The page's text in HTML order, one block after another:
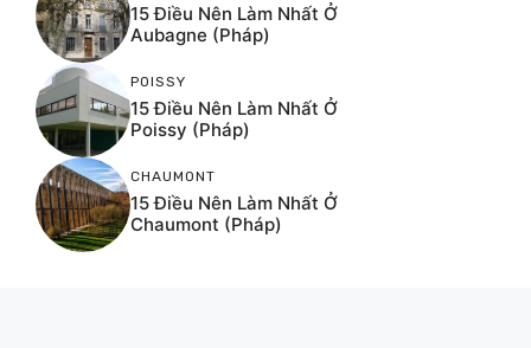
15 Điều Nên Làm Nhất Ở
Aubagne (Pháp)
POISSY
15 Điều Nên Làm Nhất Ở
Poissy (Pháp)
CHAUMONT
15 Điều Nên Làm Nhất Ở
Chaumont (Pháp)